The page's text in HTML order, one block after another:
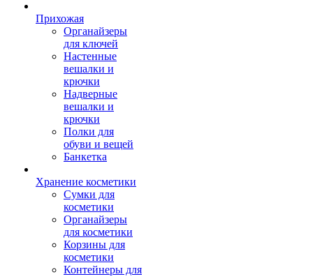
Прихожая
Органайзеры
для ключей
Настенные
вешалки и
крючки
Надверные
вешалки и
крючки
Полки для
обуви и вещей
Банкетка
Хранение косметики
Сумки для
косметики
Органайзеры
для косметики
Корзины для
косметики
Контейнеры для